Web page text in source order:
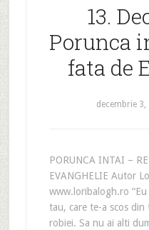
13.
Porunca
fata de
decembrie 3,
PORUNCA INTAI –
EVANGHELIE Autor
www.loribalogh.ro
tau, care te-a scos
robiei. Sa nu ai alti